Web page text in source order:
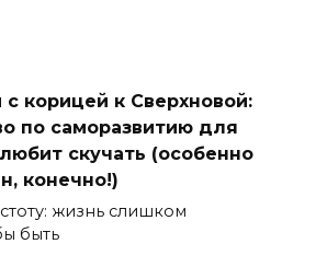
корицей к Сверхновой:
по саморазвитию для
скучать (особенно
конечно!)
жизнь слишком
быть